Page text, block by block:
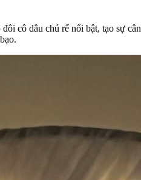
cô dâu chú rể nổi bật, tạo sự